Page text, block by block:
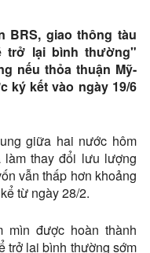
BRS, giao thông tàu
trở lại bình thường"
nếu thỏa thuận Mỹ-
ký kết vào ngày 19/6
giữa hai nước hôm
thay đổi lưu lượng
vẫn thấp hơn khoảng
từ ngày 28/2.
mìn được hoàn thành
trở lại bình thường sớm